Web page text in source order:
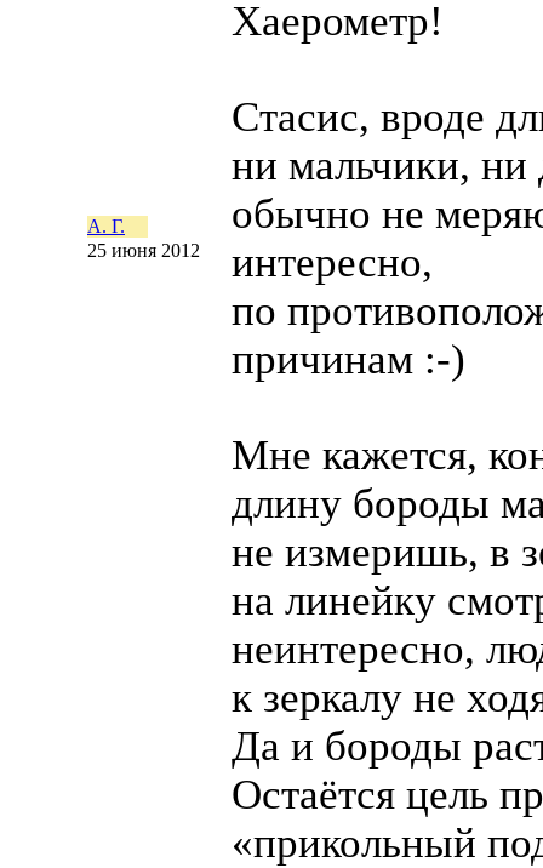
Хаерометр!
А. Г.
25 июня 2012
Стасис, вроде
ни мальчики, ни
обычно не
интересно,
по
причинам :-)
Мне кажется,
длину бороды
не измеришь, в
на линейку
неинтересно,
к зеркалу не
Да и бороды
Остаётся цель
«прикольный